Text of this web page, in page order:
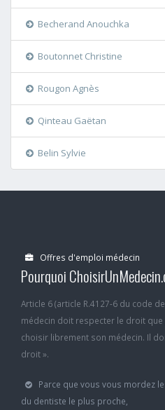
Becherand Anouchka
Boutonnet Christine
Rougon Agnès
Qinteau Gaëtan
Belin Sylvie
Offres d'emploi médecin
Pourquoi
Article 6 (article R.4127-6 du code
médecin doit respecter le droit
choisir librement son médecin. Il
droit ».
Parce que vous vous mordez
du dentiste le plus proche,